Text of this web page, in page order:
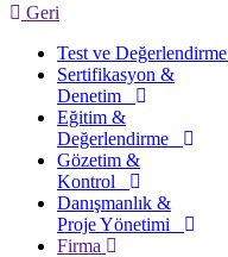
Geri
Test ve Değerlendirme
Sertifikasyon &
Denetim
Eğitim &
Değerlendirme
Gözetim &
Kontrol
Danışmanlık &
Proje Yönetimi
Firma